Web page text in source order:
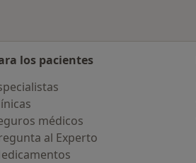
los pacientes
médicos
al Experto